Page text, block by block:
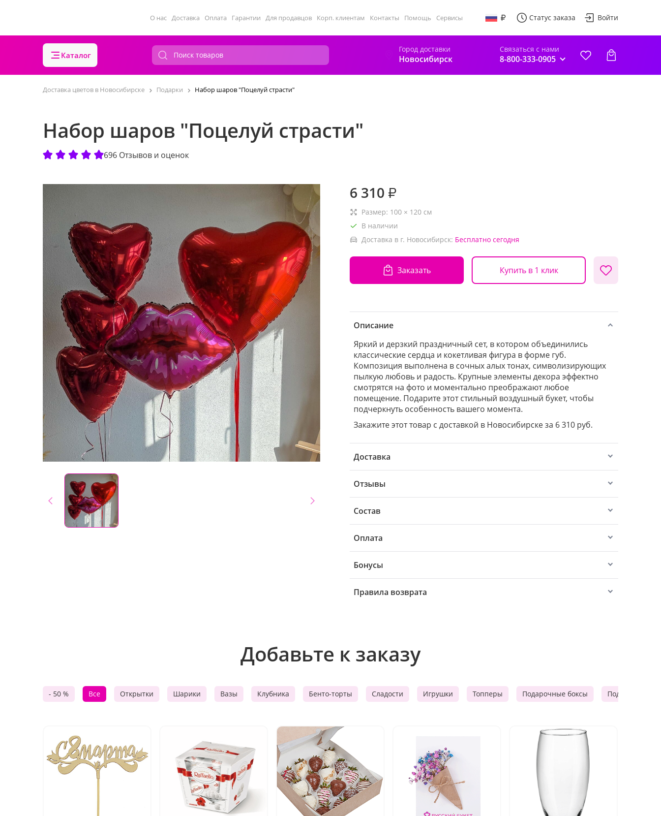
О нас Доставка Оплата Гарантии Для продавцов Корп. клиентам Контакты Помощь Сервисы Статус заказа Войти
Каталог
Город доставки
Новосибирск
Связаться с нами
8-800-333-0905
Доставка цветов в Новосибирске Подарки Набор шаров "Поцелуй страсти"
Набор шаров "Поцелуй страсти"
696 Отзывов и оценок
6 310 ₽
Размер: 100 × 120 см
В наличии
Доставка в г. Новосибирск: Бесплатно сегодня
Заказать Купить в 1 клик
Описание
Яркий и дерзкий праздничный сет, в котором объединились
классические сердца и кокетливая фигура в форме губ.
Композиция выполнена в сочных алых тонах, символизирующих
пылкую любовь и радость. Крупные элементы декора эффектно
смотрятся на фото и моментально преображают любое
помещение. Подарите этот стильный воздушный букет, чтобы
подчеркнуть особенность вашего момента.
Закажите этот товар с доставкой в Новосибирске за 6 310 руб.
Доставка
Отзывы
Состав
Оплата
Бонусы
Правила возврата
Добавьте к заказу
- 50 % Все Открытки Шарики Вазы Клубника Бенто-торты Сладости Игрушки Топперы Подарочные боксы Подарочные